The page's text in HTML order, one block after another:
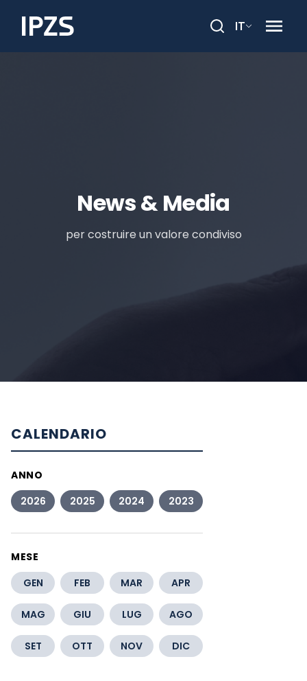
Cerca
IT
News & Media
per costruire un valore condiviso
CALENDARIO
ANNO
2026
2025 2024 2023
MESE
GEN
FEB MAR APR
MAG GIU LUG AGO
SET OTT NOV DIC